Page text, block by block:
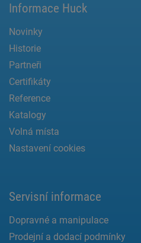
Informace Huck
Novinky
Historie
Partneři
Certifikáty
Reference
Katalogy
Volná místa
Nastavení cookies
Servisní informace
Dopravné a manipulace
Prodejní a dodací podmínky